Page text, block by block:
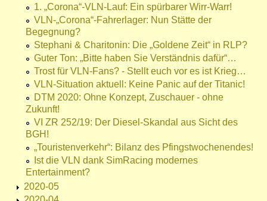
1. „Corona“-VLN-Lauf: Ein spürbarer Wirr-Warr!
VLN-„Corona“-Fahrerlager: Nun Stätte der
Begegnung?
Stephani & Charitonin: Die „Goldene Zeit“ in RLP?
Guter Ton: „Bitte haben Sie Verständnis dafür“…
Trost für VLN-Fans? - Stellt euch vor es ist Krieg…
VLN-Situation aktuell: Keine Panic auf der Titanic!
DTM 2020: Ohne Konzept, Zuschauer - ohne
Zukunft!
VI ZR 252/19: Der Diesel-Skandal aus Sicht des
BGH!
„Touristenverkehr“: Bilanz des Pfingstwochenendes!
Ist die VLN dank SimRacing modernes
Entertainment?
2020-05